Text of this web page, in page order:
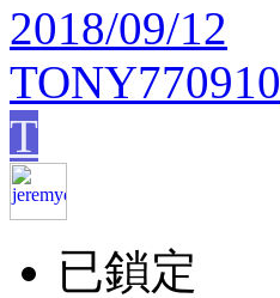
2018/09/12
TONY770910
T
已鎖定